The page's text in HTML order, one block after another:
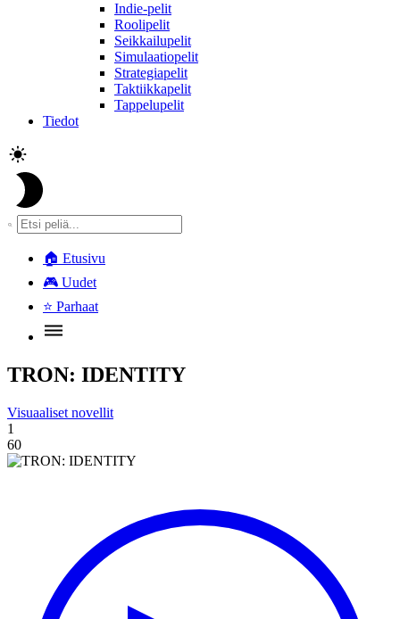
Indie-pelit
Roolipelit
Seikkailupelit
Simulaatiopelit
Strategiapelit
Taktiikkapelit
Tappelupelit
Tiedot
🏠 Etusivu
🎮 Uudet
⭐ Parhaat
TRON: IDENTITY
Visuaaliset novellit
1
60